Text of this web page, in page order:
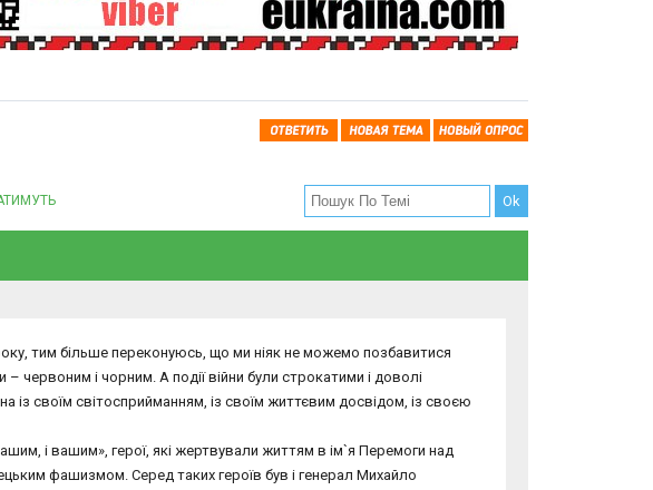
тим більше переконуюсь, що ми ніяк не можемо позбавитися
червоним і чорним. А події війни були строкатими і доволі
із своїм світосприйманням, із своїм життєвим досвідом, із своєю
і вашим», герої, які жертвували життям в ім`я Перемоги над
фашизмом. Серед таких героїв був і генерал Михайло